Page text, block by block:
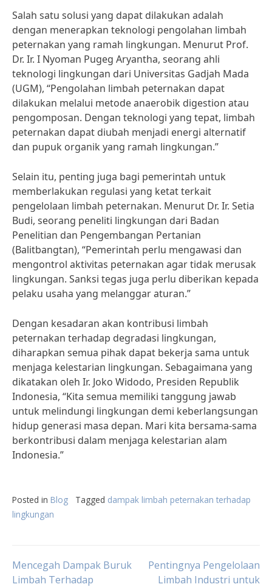
Salah satu solusi yang dapat dilakukan adalah
dengan menerapkan teknologi pengolahan limbah
peternakan yang ramah lingkungan. Menurut Prof.
Dr. Ir. I Nyoman Pugeg Aryantha, seorang ahli
teknologi lingkungan dari Universitas Gadjah Mada
(UGM), “Pengolahan limbah peternakan dapat
dilakukan melalui metode anaerobik digestion atau
pengomposan. Dengan teknologi yang tepat, limbah
peternakan dapat diubah menjadi energi alternatif
dan pupuk organik yang ramah lingkungan.”
Selain itu, penting juga bagi pemerintah untuk
memberlakukan regulasi yang ketat terkait
pengelolaan limbah peternakan. Menurut Dr. Ir. Setia
Budi, seorang peneliti lingkungan dari Badan
Penelitian dan Pengembangan Pertanian
(Balitbangtan), “Pemerintah perlu mengawasi dan
mengontrol aktivitas peternakan agar tidak merusak
lingkungan. Sanksi tegas juga perlu diberikan kepada
pelaku usaha yang melanggar aturan.”
Dengan kesadaran akan kontribusi limbah
peternakan terhadap degradasi lingkungan,
diharapkan semua pihak dapat bekerja sama untuk
menjaga kelestarian lingkungan. Sebagaimana yang
dikatakan oleh Ir. Joko Widodo, Presiden Republik
Indonesia, “Kita semua memiliki tanggung jawab
untuk melindungi lingkungan demi keberlangsungan
hidup generasi masa depan. Mari kita bersama-sama
berkontribusi dalam menjaga kelestarian alam
Indonesia.”
Posted in Blog Tagged dampak limbah peternakan terhadap
lingkungan
Post
Mencegah Dampak Buruk
Limbah Terhadap
Pentingnya Pengelolaan
Limbah Industri untuk